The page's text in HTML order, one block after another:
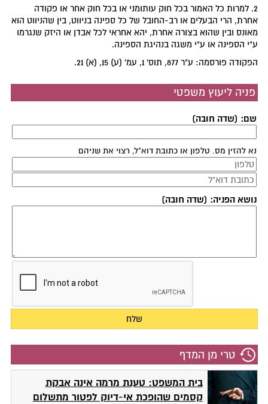
2. למרות כל האמור בכל חוק עותומני או בכל חוק אחר או פקודה
אחרת, הרי הבעלים או רב-החובל של כל ספינה בניווט, בין שהניווט הוא
מאונס ובין שהוא בצורה אחרת, יהא אחראי לכל אבדן או היזק שנגרמו
ע"י הספינה או ע"י משגה בנהיגת הספינה.
הפקודה פורסמה: ע"ר 877, תוס' 1, עמ' (ע) 15, (א) 21.
פניה ליעוץ משפטי
שם: (שדה חובה)
נא להזין מס. טלפון או כתובת דוא"ל, רצוי את שניהם
נושא הפניה: (שדה חובה)
טרי מן המדף
בית המשפט: טענת מרמה אינה אבקת
קסמים שהופכת אי-דיוק לפטור מתשלום